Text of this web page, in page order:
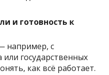
и готовность к
например, с
или государственных
как всё работает.